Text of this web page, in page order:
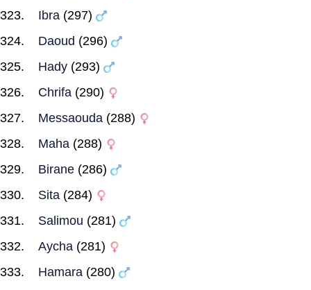
Ibra (297)
Daoud (296)
Hady (293)
Chrifa (290)
Messaouda (288)
Maha (288)
Birane (286)
Sita (284)
Salimou (281)
Aycha (281)
Hamara (280)